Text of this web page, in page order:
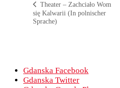
Theater – Zachciało Wom
się Kalwarii (In polnischer
Sprache)
Gdanska Facebook
Gdanska Twitter